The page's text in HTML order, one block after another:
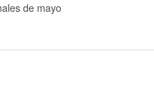
de mayo